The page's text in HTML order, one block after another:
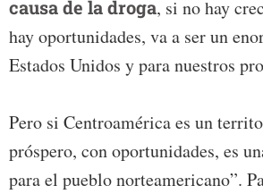
causa de la droga, si no hay
hay oportunidades, va a ser un
Estados Unidos y para nuestros
Pero si Centroamérica es un
próspero, con oportunidades, es
para el pueblo norteamericano”.